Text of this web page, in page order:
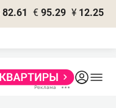
82.61 € 95.29 ¥ 12.25